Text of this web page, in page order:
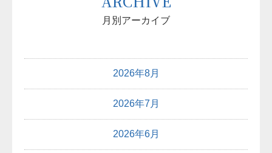
月別アーカイブ
2026年8月
2026年7月
2026年6月